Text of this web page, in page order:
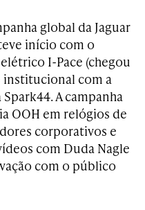
global da Jaguar
início com o
I-Pace (chegou
institucional com a
A campanha
OOH em relógios de
corporativos e
com Duda Nagle
com o público